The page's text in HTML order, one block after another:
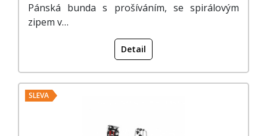
Pánská bunda s prošíváním, se spirálovým
zipem v…
Detail
SLEVA